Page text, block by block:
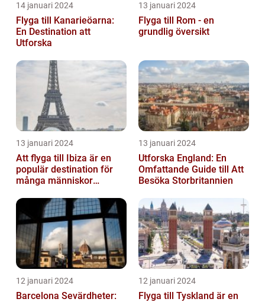
14 januari 2024
Flyga till Kanarieöarna:
En Destination att
Utforska
13 januari 2024
Flyga till Rom - en
grundlig översikt
13 januari 2024
Att flyga till Ibiza är en
populär destination för
många människor
13 januari 2024
Utforska England: En
Omfattande Guide till Att
Besöka Storbritannien
12 januari 2024
Barcelona Sevärdheter:
12 januari 2024
Flyga till Tyskland är en